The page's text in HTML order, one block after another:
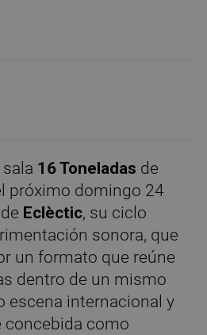
sala 16 Toneladas de
próximo domingo 24
Eclèctic, su ciclo
sonora, que
un formato que reúne
dentro de un mismo
escena internacional y
concebida como